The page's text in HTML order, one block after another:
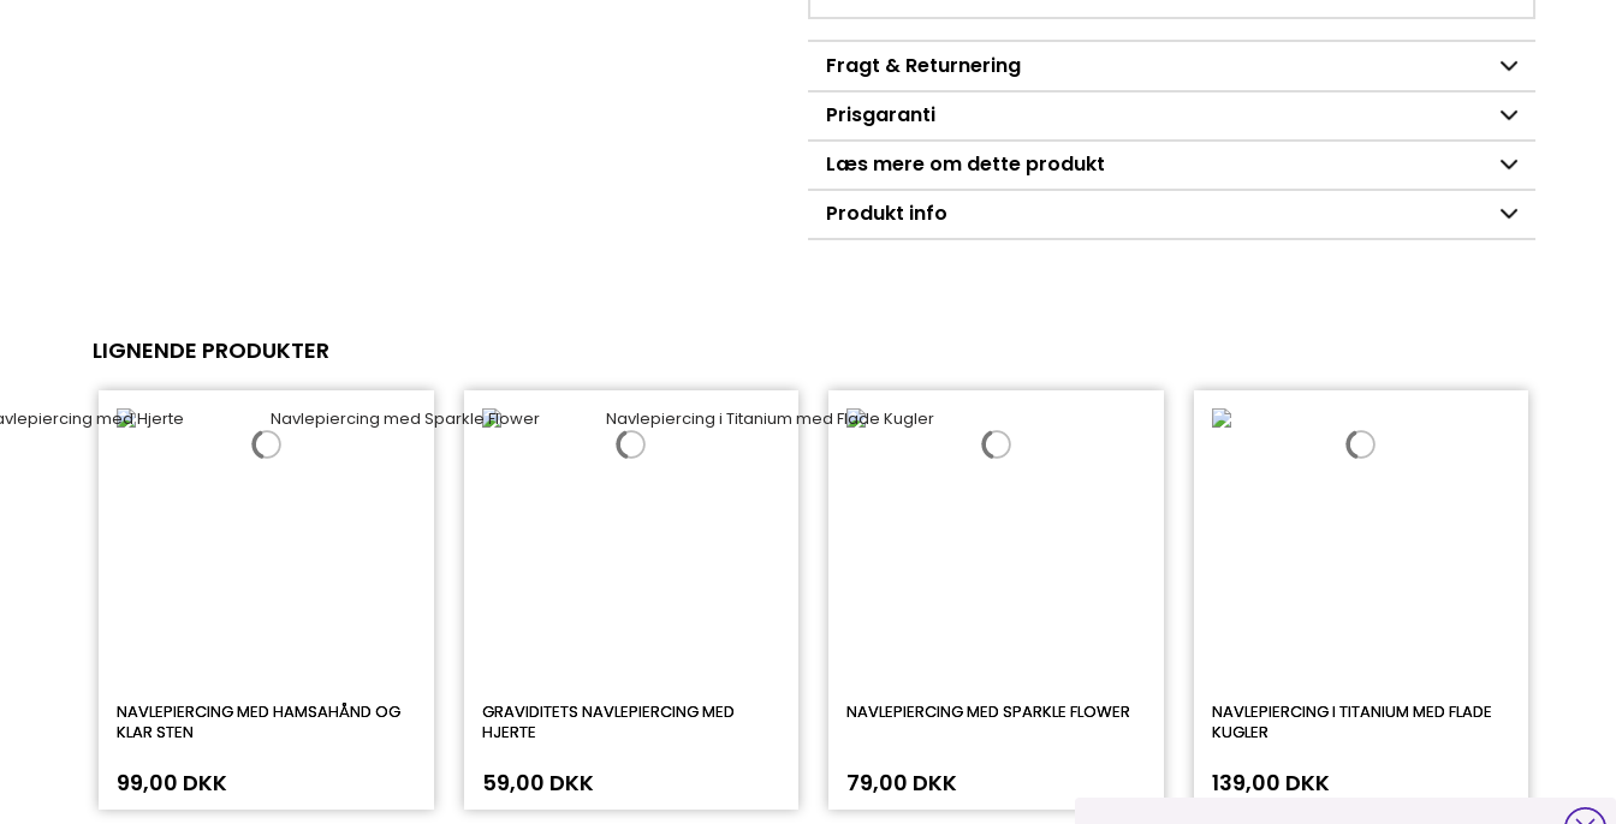
Fragt & Returnering
Prisgaranti
Læs mere om dette produkt
Produkt info
LIGNENDE PRODUKTER
NAVLEPIERCING MED HAMSAHÅND OG
KLAR STEN
99,00 DKK
GRAVIDITETS NAVLEPIERCING MED
HJERTE
59,00 DKK
NAVLEPIERCING MED SPARKLE FLOWER
79,00 DKK
NAVLEPIERCING I TITANIUM MED FLADE
KUGLER
139,00 DKK